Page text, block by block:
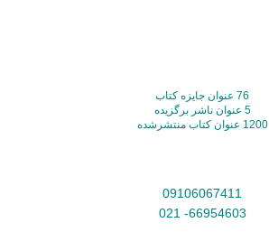
76 عنوان جایزه کتاب
5 عنوان ناشر برگزیده
1200 عنوان کتاب منتشرشده
09106067411
66954603- 021